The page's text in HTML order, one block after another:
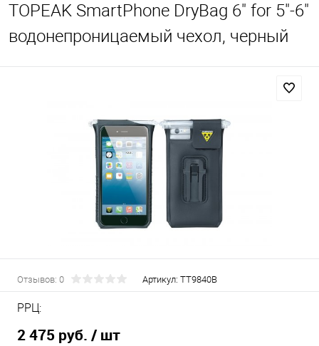
TOPEAK SmartPhone DryBag 6" for 5"-6"
водонепроницаемый чехол, черный
Отзывов: 0 Артикул: TT9840B
РРЦ:
2 475 руб. / шт